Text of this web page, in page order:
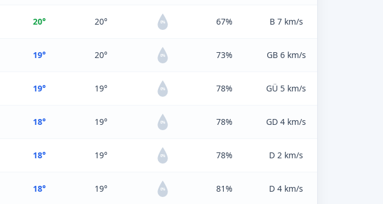
20° 20° 0% 67% B 7 km/s
19° 20° 0% 73% GB 6 km/s
19° 19° 0% 78% GÜ 5 km/s
18° 19° 0% 78% GD 4 km/s
18° 19° 0% 78% D 2 km/s
18° 19° 0% 81% D 4 km/s